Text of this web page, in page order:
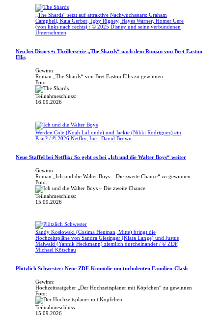
„The Shards“ setzt auf attraktive Nachwuchsstars: Graham
Campbell, Kaia Gerber, Igby Rigney, Hayes Warner, Homer Gere
(von links nach rechts) / © 2025 Disney und seine verbundenen
Unternehmen
Neu bei Disney+: Thrillerserie „The Shards“ nach dem Roman von Bret Easton
Ellis
Gewinn:
Roman „The Shards“ von Bret Easton Ellis zu gewinnen
Foto:
Teilnahmeschluss:
16.09.2026
Werden Cole (Noah LaLonde) und Jackie (Nikki Rodriguez) ein
Paar? / © 2026 Netflix, Inc., David Brown
Neue Staffel bei Netflix: So geht es bei „Ich und die Walter Boys“ weiter
Gewinn:
Roman „Ich und die Walter Boys – Die zweite Chance“ zu gewinnen
Foto:
Teilnahmeschluss:
15.09.2026
Sandy Koslowski (Cosima Henman, Mitte) bringt die
Hochzeitspläne von Sandra Giesinger (Klara Lange) und Justus
Maiwald (Yannik Heckmann) ziemlich durcheinander / © ZDF,
Michael Kötschau
Plötzlich Schwester: Neue ZDF-Komödie um turbulenten Familien-Clash
Gewinn:
Hochzeitsratgeber „Der Hochzeitsplaner mit Köpfchen“ zu gewinnen
Foto:
Teilnahmeschluss:
15.09.2026